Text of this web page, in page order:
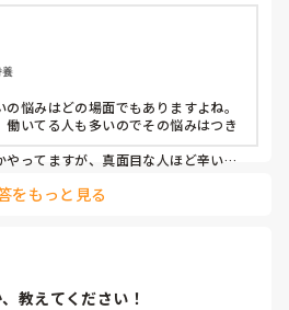
オムツ交換変えればいい。トイレに
寝ないか問題だみたい平気で言う
せていますが、きちんと見守りの
者がオッケーを出しているので、
っているのではないかと怖すぎて
ます悩みはどの場面でもありますよね。
いてる人も多いのでその悩みはつき
ってますが、真面目な人ほど辛いお
をもっと見る
教えてください！